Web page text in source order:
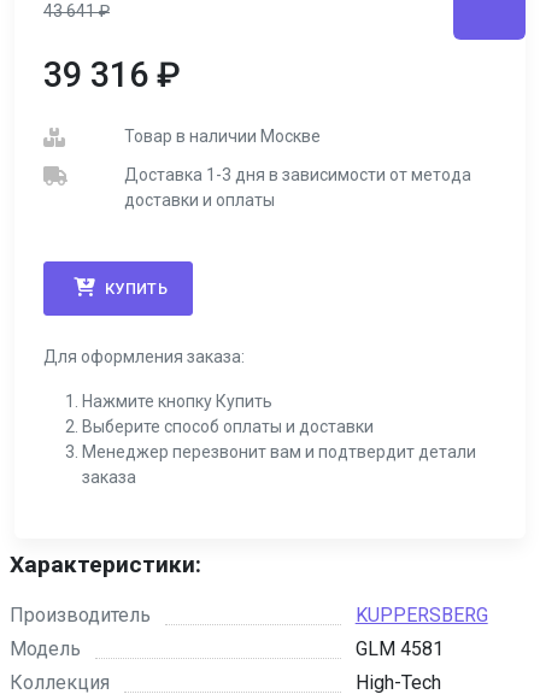
43 641₽
39 316 ₽
Товар в наличии Москве
Доставка 1-3 дня в зависимости от метода
доставки и оплаты
КУПИТЬ
Для оформления заказа:
Нажмите кнопку Купить
Выберите способ оплаты и доставки
Менеджер перезвонит вам и подтвердит детали
заказа
Характеристики:
Производитель
KUPPERSBERG
Модель
GLM 4581
Коллекция
High-Tech